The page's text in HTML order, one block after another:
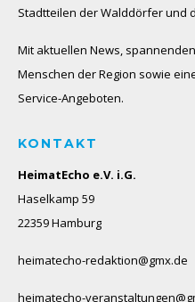
Stadtteilen der Walddörfer und
Mit aktuellen News,
Menschen der Region sowie
Service-Angeboten.
KONTAKT
HeimatEcho e.V. i.G.
Haselkamp 59
22359 Hamburg
heimatecho-redaktion@gmx.de
heimatecho-